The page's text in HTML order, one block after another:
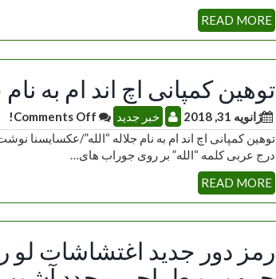
READ MORE
توهین کمپانی اچ اند ام به
ژانویه 31, 2018 خبر جدید
درج عربی کلمه “الله” بر روی جوراب های…
READ MORE
رمز دور جدید اغتشاشات